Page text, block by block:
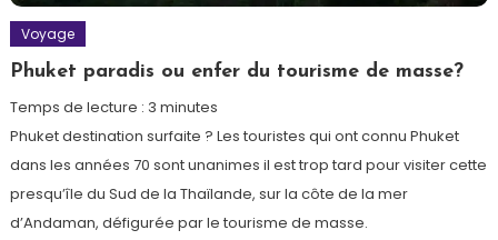
Voyage
Phuket paradis ou enfer du tourisme de masse?
Temps de lecture : 3 minutes
Phuket destination surfaite ? Les touristes qui ont connu Phuket
dans les années 70 sont unanimes il est trop tard pour visiter cette
presqu’île du Sud de la Thaïlande, sur la côte de la mer
d’Andaman, défigurée par le tourisme de masse.